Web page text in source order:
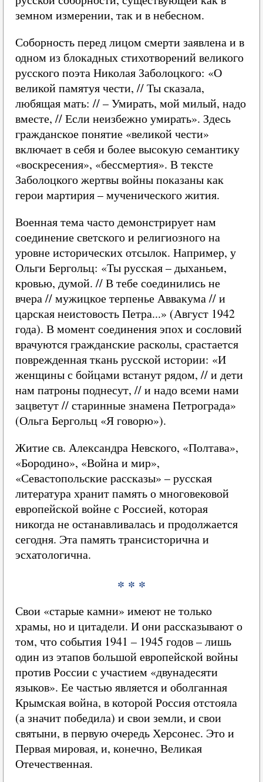
земном измерении, так и в небесном.
Соборность перед лицом смерти заявлена и в
одном из блокадных стихотворений великого
русского поэта Николая Заболоцкого: «О
великой памятуя чести, // Ты сказала,
любящая мать: // – Умирать, мой милый, надо
вместе, // Если неизбежно умирать». Здесь
гражданское понятие «великой чести»
включает в себя и более высокую семантику
«воскресения», «бессмертия». В тексте
Заболоцкого жертвы войны показаны как
герои мартирия – мученического жития.
Военная тема часто демонстрирует нам
соединение светского и религиозного на
уровне исторических отсылок. Например, у
Ольги Бергольц: «Ты русская – дыханьем,
кровью, думой. // В тебе соединились не
вчера // мужицкое терпенье Аввакума // и
царская неистовость Петра...» (Август 1942
года). В момент соединения эпох и сословий
врачуются гражданские расколы, срастается
поврежденная ткань русской истории: «И
женщины с бойцами встанут рядом, // и дети
нам патроны поднесут, // и надо всеми нами
зацветут // старинные знамена Петрограда»
(Ольга Бергольц «Я говорю»).
Житие св. Александра Невского, «Полтава»,
«Бородино», «Война и мир»,
«Севастопольские рассказы» – русская
литература хранит память о многовековой
европейской войне с Россией, которая
никогда не останавливалась и продолжается
сегодня. Эта память трансисторична и
эсхатологична.
* * *
Свои «старые камни» имеют не только
храмы, но и цитадели. И они рассказывают о
том, что события 1941 – 1945 годов – лишь
один из этапов большой европейской войны
против России с участием «двунадесяти
языков». Ее частью является и оболганная
Крымская война, в которой Россия отстояла
(а значит победила) и свои земли, и свои
святыни, в первую очередь Херсонес. Это и
Первая мировая, и, конечно, Великая
Отечественная.